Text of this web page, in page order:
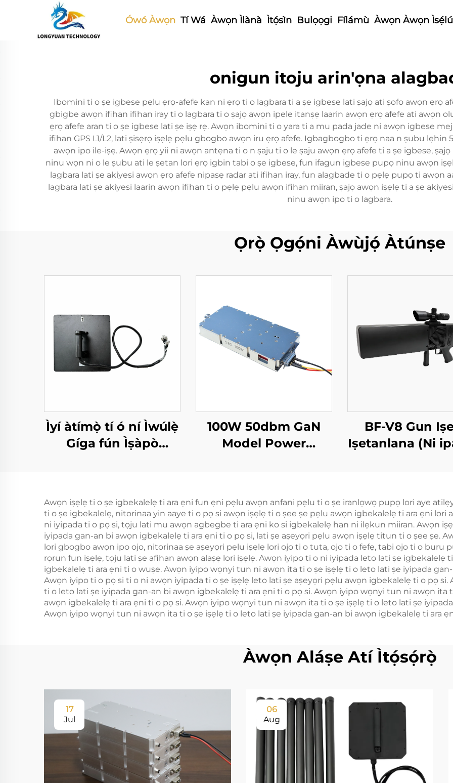
Ówó Àwọn Tí Wá Àwọn Ìlànà Ìtọ́sìn Bulọọgi Fílámù Àwọn Àwọn Ìsẹ́lú
onigun itoju arin'ọna
Ibomini ti o ṣe igbese pẹlu ẹrọ-afefe kan ni ẹrọ ti o lagbara ti a ṣe igbese lati ṣajọ ati ṣofo awọn ẹrọ
gbigbe awọn ifihan ifihan iray ti o lagbara ti o ṣajọ awọn ipele itanṣẹ laarin awọn ẹrọ afefe ati awọn
ẹrọ afefe aran ti o ṣe igbese lati ṣe iṣẹ rẹ. Awọn ibomini ti o yara ti a mu pada jade ni awọn igbese
ifihan GPS L1/L2, lati ṣisẹrọ iṣẹlẹ pẹlu gbogbo awọn iru ẹrọ afefe. Igbagbogbo ti ẹrọ naa n ṣubu
awọn ipo ile-iṣẹ. Awọn ẹrọ yii ni awọn antẹna ti o n ṣaju ti o le ṣaju awọn ẹrọ afefe ti a ṣe igbese,
ninu wọn ni o le ṣubu ati le ṣetan lori ẹrọ igbin tabi o ṣe igbese, fun ifagun igbese pupọ ninu awọn
lagbara lati ṣe akiyesi awọn ẹrọ afefe nipasẹ radar ati ifihan iray, fun alagbade ti o pẹlẹ pupọ ti awọn
lagbara lati ṣe akiyesi laarin awọn ifihan ti o pẹlẹ pẹlu awọn ifihan miiran, ṣajọ awọn iṣẹlẹ ti a ṣe
ninu awọn ipo ti o lagbara.
Ọrọ̀ Ọgọ́ni Àwùjọ́ Àtúnṣe
Ìyí àtímọ̀ tí ó ní Ìwúlẹ̀
Gíga fún Ìṣàpò
100W 50dbm GaN
Model Power
5.2/5.8G Sufficient RF
Shields 5.2/5.8G
100W 50dbm
BF-V8 Gun
Iṣetanlana (Ni
Awọn iṣẹlẹ ti o ṣe igbekalelẹ ti ara ẹni fun ẹni pẹlu awọn anfani pẹlu ti o ṣe iranlọwọ pupọ lori aye
ti o ṣe igbekalelẹ, nitorinaa yin aaye ti o pọ si awọn iṣẹlẹ ti o ṣee ṣe pẹlu awọn igbekalelẹ ti ara ẹni
ni iyipada ti o pọ si, tọju lati mu awọn agbegbe ti ara ẹni ko si igbekalelẹ han ni ilẹkun miiran. Awọn
iyipada gan-an bi awọn igbekalelẹ ti ara ẹni ti o pọ si, lati ṣe aṣeyọri pẹlu awọn iṣẹlẹ titun ti o ṣee ṣe.
lori gbogbo awọn ipo ojo, nitorinaa ṣe aṣeyọri pẹlu iṣẹlẹ lori ojo ti o tuta, ojo ti o fefẹ, tabi ojo ti o buru
rọrun fun iṣẹlẹ, tọju lati ṣe afihan awọn alaṣẹ lori iṣẹlẹ. Awọn iyipo ti o ni iyipada leto lati ṣe igbekalelẹ
igbekalelẹ ti ara ẹni ti o wuṣe. Awọn iyipo wọnyi tun ni awọn ita ti o ṣe iṣẹlẹ ti o leto lati ṣe iyipada
Awọn iyipo ti o pọ si ti o ni awọn iyipada ti o ṣe iṣẹlẹ leto lati ṣe aṣeyọri pẹlu awọn igbekalelẹ ti o pọ
ti o leto lati ṣe iyipada gan-an bi awọn igbekalelẹ ti ara ẹni ti o pọ si. Awọn iyipo wọnyi tun ni awọn ita
awọn igbekalelẹ ti ara ẹni ti o pọ si. Awọn iyipo wọnyi tun ni awọn ita ti o ṣe iṣẹlẹ ti o leto lati ṣe
Awọn iyipo wọnyi tun ni awọn ita ti o ṣe iṣẹlẹ ti o leto lati ṣe iyipada gan-an bi awọn igbekalelẹ ti ara
Àwọn Aláṣe Atí Ìtọ́sọ́rọ̀
17
Jul
06
Aug